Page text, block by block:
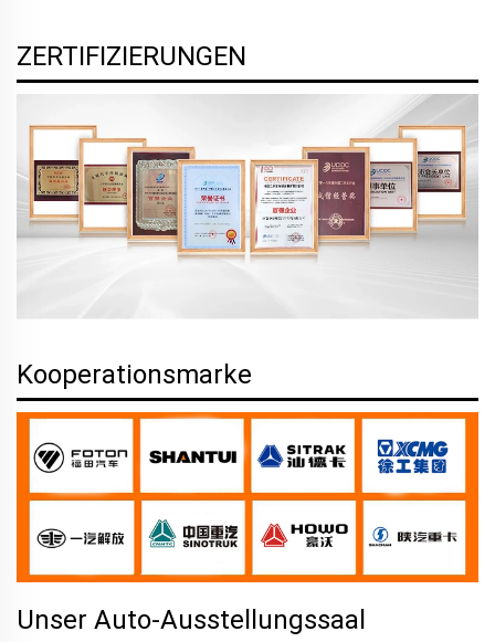
ZERTIFIZIERUNGEN
Kooperationsmarke
Unser Auto-Ausstellungssaal